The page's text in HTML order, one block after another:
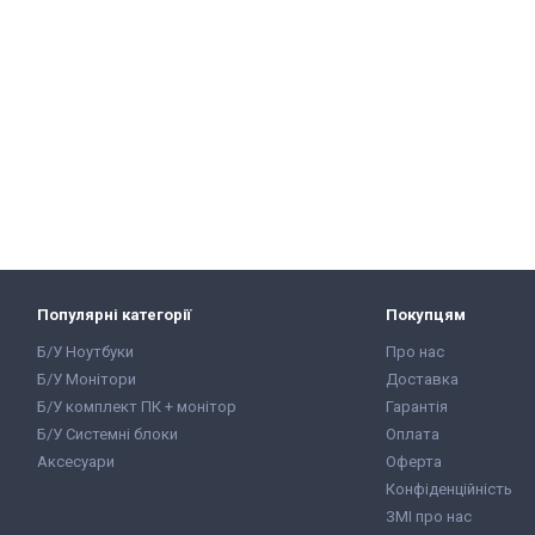
Популярні категорії
Б/У Ноутбуки
Б/У Монітори
Б/У комплект ПК + монітор
Б/У Системні блоки
Аксесуари
Покупцям
Про нас
Доставка
Гарантія
Оплата
Оферта
Конфіденційність
ЗМІ про нас